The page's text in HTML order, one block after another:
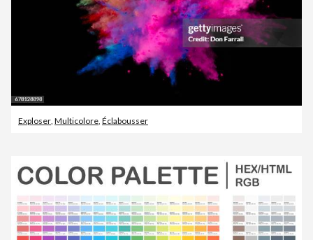
Exploser, Multicolore, Éclabousser